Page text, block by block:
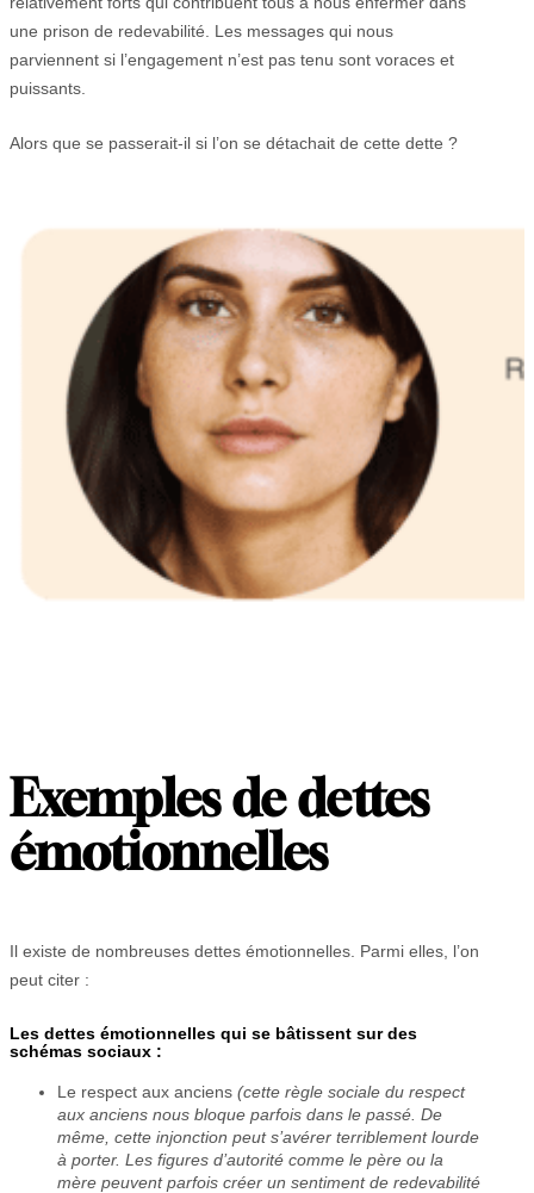
une prison de redevabilité. Les messages qui nous
parviennent si l’engagement n’est pas tenu sont voraces et
puissants.
Alors que se passerait-il si l’on se détachait de cette dette ?
Exemples de dettes
émotionnelles
Il existe de nombreuses dettes émotionnelles. Parmi elles, l’on
peut citer :
Les dettes émotionnelles qui se bâtissent sur des
schémas sociaux :
Le respect aux anciens (cette règle sociale du respect
aux anciens nous bloque parfois dans le passé. De
même, cette injonction peut s’avérer terriblement lourde
à porter. Les figures d’autorité comme le père ou la
mère peuvent parfois créer un sentiment de redevabilité